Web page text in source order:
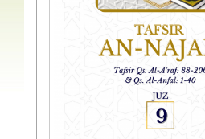
Jilbab
Islam
Quraish)